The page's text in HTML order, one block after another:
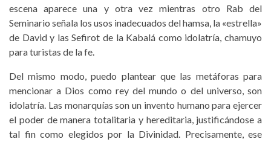
escena aparece una y otra vez mientras otro Rab del
Seminario señala los usos inadecuados del hamsa, la «estrella»
de David y las Sefirot de la Kabalá como idolatría, chamuyo
para turistas de la fe.
Del mismo modo, puedo plantear que las metáforas para
mencionar a Dios como rey del mundo o del universo, son
idolatría. Las monarquías son un invento humano para ejercer
el poder de manera totalitaria y hereditaria, justificándose a
tal fin como elegidos por la Divinidad. Precisamente, ese